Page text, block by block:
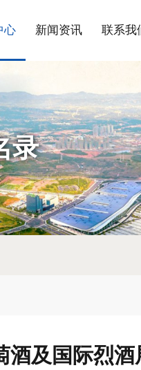
心 新闻资讯 联系我
录
酒及国际烈酒